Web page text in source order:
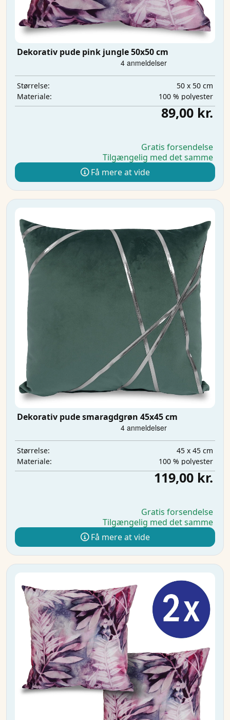
Dekorativ pude pink jungle 50x50 cm
Størrelse:
50 x 50 cm
Materiale:
100 % polyester
89,00 kr.
Gratis forsendelse
Tilgængelig med det samme
Få mere at vide
Dekorativ pude smaragdgrøn 45x45 cm
Størrelse:
45 x 45 cm
Materiale:
100 % polyester
119,00 kr.
Gratis forsendelse
Tilgængelig med det samme
Få mere at vide